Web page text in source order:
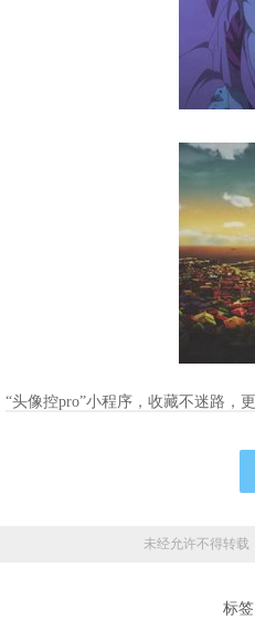
“头像控pro”小程序，收藏不迷路，
未经允许不得转载
标签